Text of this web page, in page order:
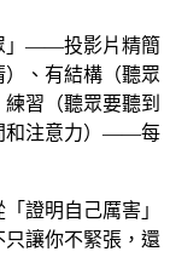
」——投影片精簡
）、有結構（聽眾
習（聽眾要聽到
和注意力）——每
證明自己厲害」
讓你不緊張，還